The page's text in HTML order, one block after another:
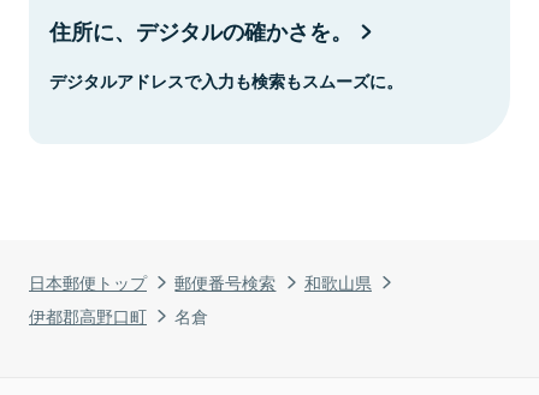
日本郵便トップ 郵便番号検索
和歌山県
伊都郡高野口町
名倉
住所に、デジタルの確かさを。
デジタルアドレスで入力も検索もスムーズに。